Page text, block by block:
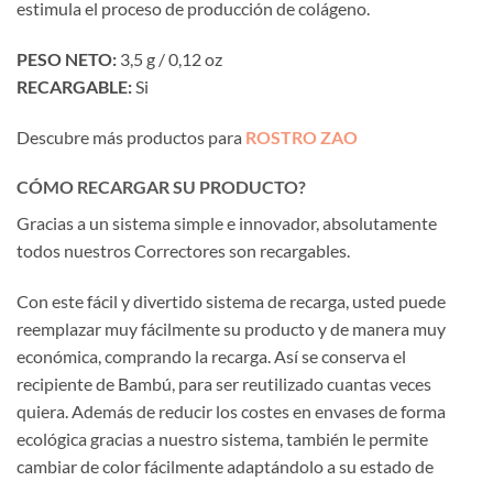
estimula el proceso de producción de colágeno.
PESO NETO: 3,5 g / 0,12 oz
RECARGABLE: Si
Descubre más productos para ROSTRO ZAO
CÓMO RECARGAR SU PRODUCTO?
Gracias a un sistema simple e innovador, absolutamente
todos nuestros Correctores son recargables.
Con este fácil y divertido sistema de recarga, usted puede
reemplazar muy fácilmente su producto y de manera muy
económica, comprando la recarga. Así se conserva el
recipiente de Bambú, para ser reutilizado cuantas veces
quiera. Además de reducir los costes en envases de forma
ecológica gracias a nuestro sistema, también le permite
cambiar de color fácilmente adaptándolo a su estado de